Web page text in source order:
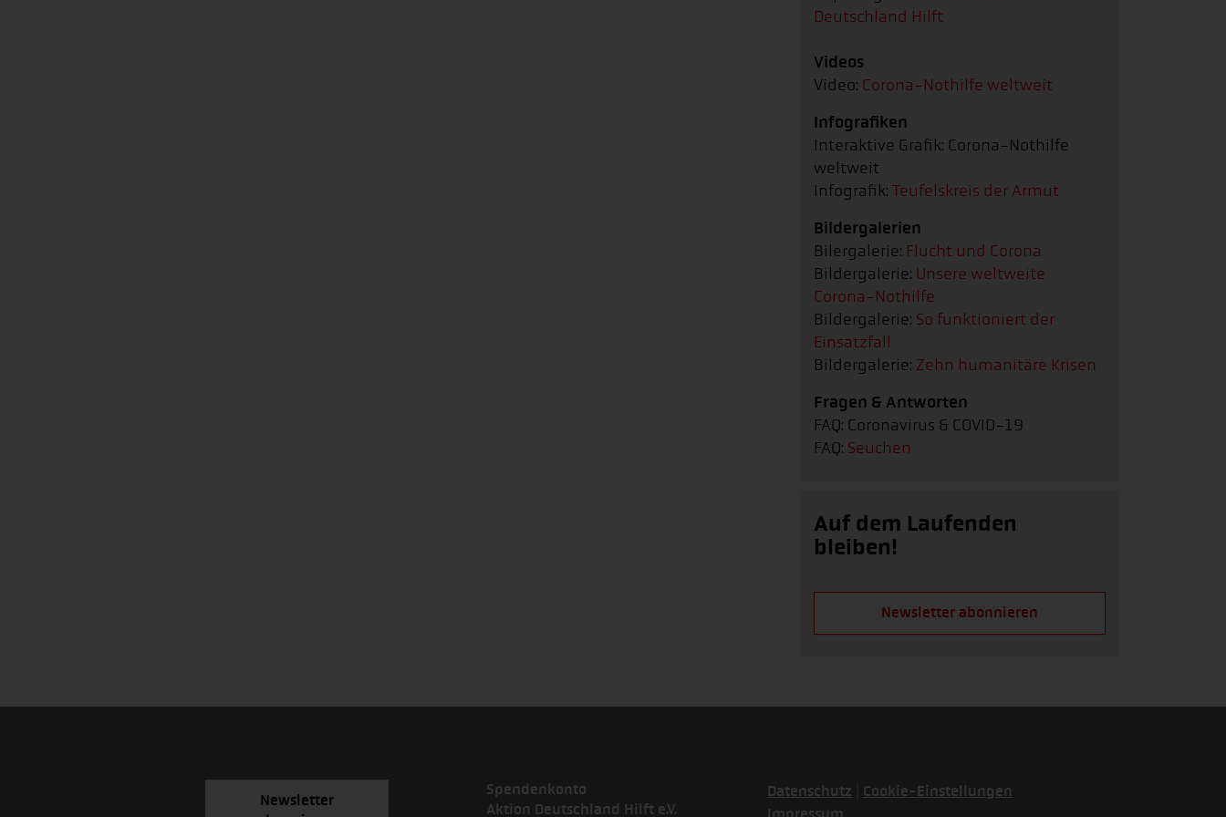
Deutschland Hilft
Videos
Video: Corona-Nothilfe weltweit
Infografiken
Interaktive Grafik: Corona-Nothilfe
weltweit
Infografik: Teufelskreis der Armut
Bildergalerien
Bilergalerie: Flucht und Corona
Bildergalerie: Unsere weltweite
Corona-Nothilfe
Bildergalerie: So funktioniert der
Einsatzfall
Bildergalerie: Zehn humanitäre Krisen
Fragen & Antworten
FAQ: Coronavirus & COVID-19
FAQ: Seuchen
Auf dem Laufenden
bleiben!
Newsletter abonnieren
Newsletter
Spendenkonto
Aktion Deutschland Hilft e.V.
Datenschutz
Cookie-Einstellungen